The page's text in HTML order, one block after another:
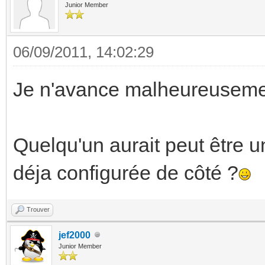
Junior Member
06/09/2011, 14:02:29
Je n'avance
Quelqu'un aurait peut être
déja configurée de côté ?
Trouver
jef2000
Junior Member